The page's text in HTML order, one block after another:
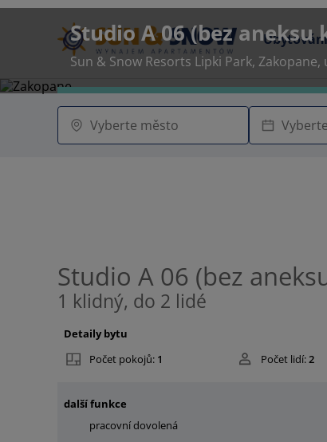
Studio A 06 (bez aneksu
Sun & Snow Resorts Lipki Park, Zakopane,
Studio A 06 (bez
1 klidný, do 2 lidé
Detaily bytu
Počet pokojů: 1 Počet lidí:2
další funkce
pracovní dovolená